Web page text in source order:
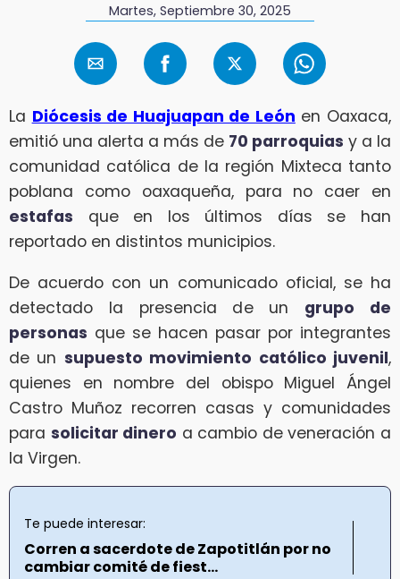
Martes, Septiembre 30, 2025
La Diócesis de Huajuapan de León en Oaxaca,
emitió una alerta a más de 70 parroquias y a la
comunidad católica de la región Mixteca tanto
poblana como oaxaqueña, para no caer en
estafas que en los últimos días se han
reportado en distintos municipios.
De acuerdo con un comunicado oficial, se ha
detectado la presencia de un grupo de
personas que se hacen pasar por integrantes
de un supuesto movimiento católico juvenil,
quienes en nombre del obispo Miguel Ángel
Castro Muñoz recorren casas y comunidades
para solicitar dinero a cambio de veneración a
la Virgen.
Te puede interesar:
Corren a sacerdote de Zapotitlán por no
cambiar comité de fiest...